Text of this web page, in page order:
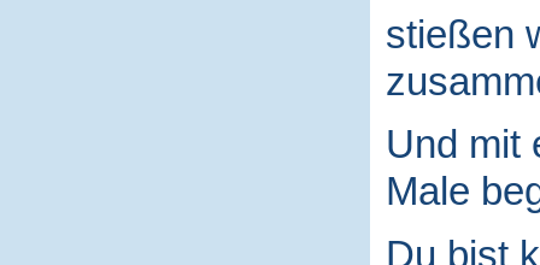
stießen
Und mit
Male
Du bist